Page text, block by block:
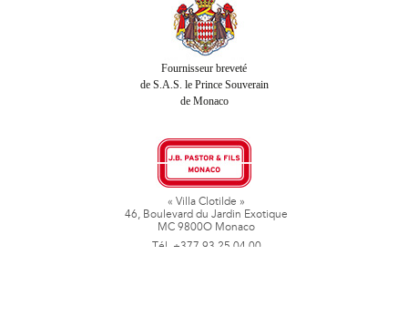
Fournisseur breveté
de S.A.S. le Prince Souverain
de Monaco
« Villa Clotilde »
46, Boulevard du Jardin Exotique
MC 9800O Monaco
Tél. +377 93 25 04 00